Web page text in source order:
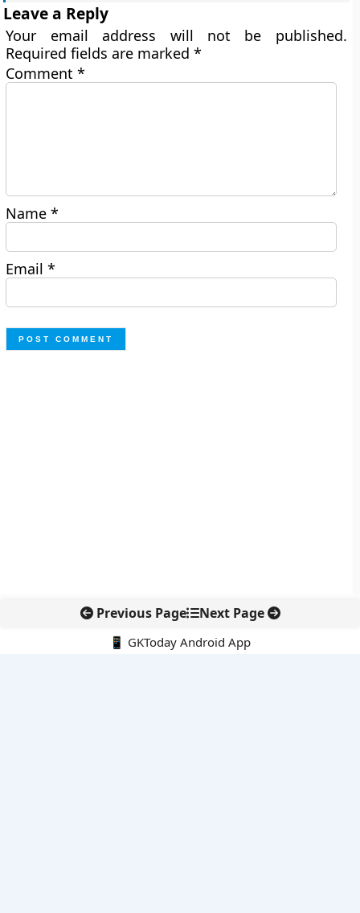
Leave a Reply
Your email address will not be published.
Required fields are marked*
Comment*
Name*
Email*
Previous Page Next Page
📱 GKToday Android App